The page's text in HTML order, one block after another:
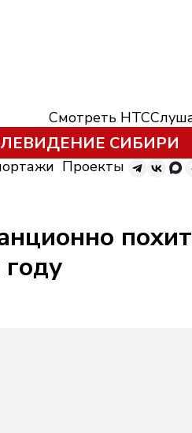
Смотреть НТС
СИБИРИ
Проекты